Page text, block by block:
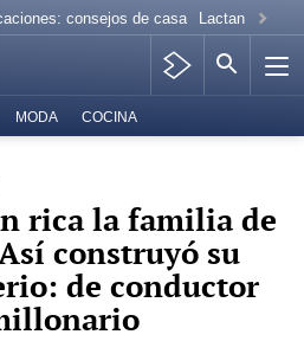
consejos de casa Lactancia
MODA COCINA
rica la familia de
construyó su
de conductor